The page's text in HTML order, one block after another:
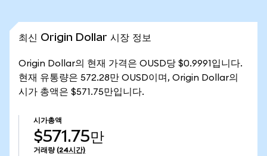
최신 Origin Dollar 시장 정보
Origin Dollar의 현재 가격은 OUSD당 $0.9991입니다.
현재 유통량은 572.28만 OUSD이며, Origin Dollar의
시가 총액은 $571.75만입니다.
시가총액
$571.75만
거래량 (24시간)